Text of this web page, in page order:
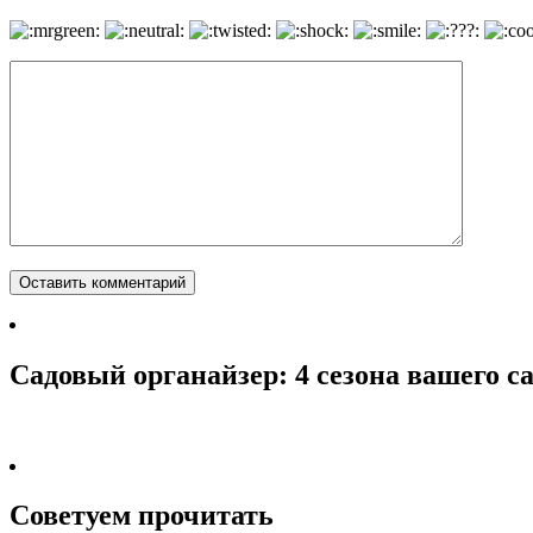
Садовый органайзер: 4 сезона вашего
Советуем прочитать